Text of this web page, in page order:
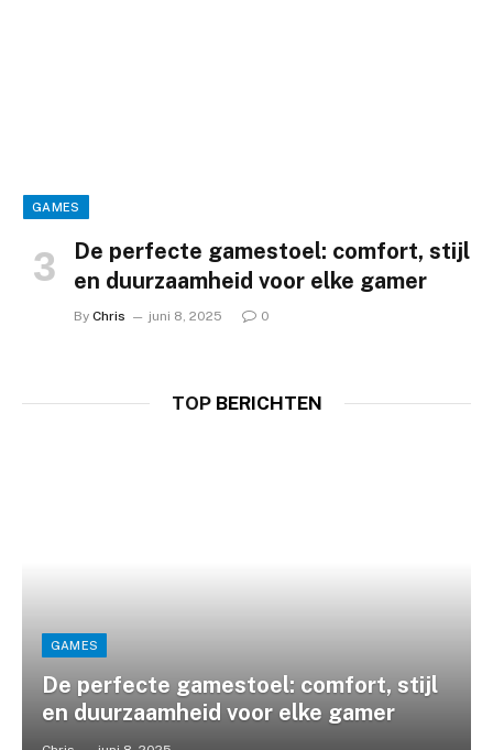
GAMES
De perfecte gamestoel: comfort, stijl
en duurzaamheid voor elke gamer
By Chris juni 8, 2025 0
TOPBERICHTEN
GAMES
De perfecte gamestoel: comfort, stijl
en duurzaamheid voor elke gamer